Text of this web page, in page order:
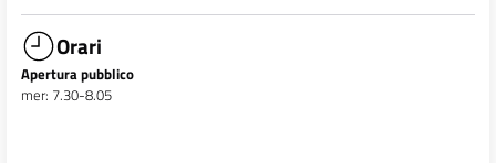
Orari
Apertura pubblico
mer: 7.30-8.05